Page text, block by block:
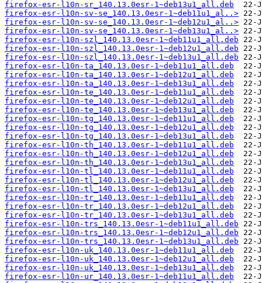
firefox-esr-l10n-sr_140.13.0esr-1~deb13u1_all.deb
firefox-esr-l10n-sv-se_140.13.0esr-1~deb11u1_al..>
firefox-esr-l10n-sv-se_140.13.0esr-1~deb12u1_al..>
firefox-esr-l10n-sv-se_140.13.0esr-1~deb13u1_al..>
firefox-esr-l10n-szl_140.13.0esr-1~deb11u1_all.deb
firefox-esr-l10n-szl_140.13.0esr-1~deb12u1_all.deb
firefox-esr-l10n-szl_140.13.0esr-1~deb13u1_all.deb
firefox-esr-l10n-ta_140.13.0esr-1~deb11u1_all.deb
firefox-esr-l10n-ta_140.13.0esr-1~deb12u1_all.deb
firefox-esr-l10n-ta_140.13.0esr-1~deb13u1_all.deb
firefox-esr-l10n-te_140.13.0esr-1~deb11u1_all.deb
firefox-esr-l10n-te_140.13.0esr-1~deb12u1_all.deb
firefox-esr-l10n-te_140.13.0esr-1~deb13u1_all.deb
firefox-esr-l10n-tg_140.13.0esr-1~deb11u1_all.deb
firefox-esr-l10n-tg_140.13.0esr-1~deb12u1_all.deb
firefox-esr-l10n-tg_140.13.0esr-1~deb13u1_all.deb
firefox-esr-l10n-th_140.13.0esr-1~deb11u1_all.deb
firefox-esr-l10n-th_140.13.0esr-1~deb12u1_all.deb
firefox-esr-l10n-th_140.13.0esr-1~deb13u1_all.deb
firefox-esr-l10n-tl_140.13.0esr-1~deb11u1_all.deb
firefox-esr-l10n-tl_140.13.0esr-1~deb12u1_all.deb
firefox-esr-l10n-tl_140.13.0esr-1~deb13u1_all.deb
firefox-esr-l10n-tr_140.13.0esr-1~deb11u1_all.deb
firefox-esr-l10n-tr_140.13.0esr-1~deb12u1_all.deb
firefox-esr-l10n-tr_140.13.0esr-1~deb13u1_all.deb
firefox-esr-l10n-trs_140.13.0esr-1~deb11u1_all.deb
firefox-esr-l10n-trs_140.13.0esr-1~deb12u1_all.deb
firefox-esr-l10n-trs_140.13.0esr-1~deb13u1_all.deb
firefox-esr-l10n-uk_140.13.0esr-1~deb11u1_all.deb
firefox-esr-l10n-uk_140.13.0esr-1~deb12u1_all.deb
firefox-esr-l10n-uk_140.13.0esr-1~deb13u1_all.deb
firefox-esr-l10n-ur_140.13.0esr-1~deb11u1_all.deb